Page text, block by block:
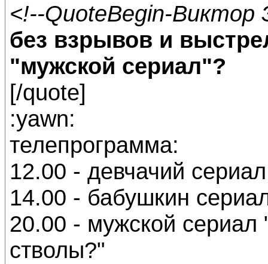
<!--QuoteBegin-Виктор
без взрывов и
"мужской сериал"?
[/quote]
:yawn:
телепрограмма:
12.00 - девчачий
14.00 - бабушкин
20.00 - мужской
стволы?"